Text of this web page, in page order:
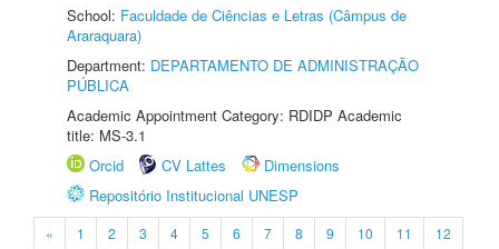
School: Faculdade de Ciências e Letras (Câmpus de
Araraquara)
Department: DEPARTAMENTO DE ADMINISTRAÇÃO
PÚBLICA
Academic Appointment Category: RDIDP Academic
title: MS-3.1
Orcid
CV Lattes
Dimensions
Repositório Institucional UNESP
« 1 2 3 4 5 6 7 8 9 10 11
12